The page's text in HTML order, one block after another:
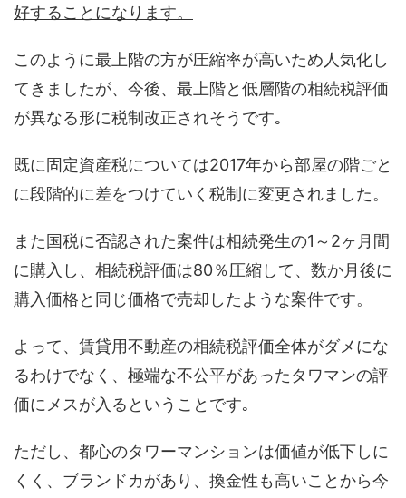
好することになります。
このように最上階の方が圧縮率が高いため人気化し
てきましたが、今後、最上階と低層階の相続税評価
が異なる形に税制改正されそうです｡
既に固定資産税については2017年から部屋の階ごと
に段階的に差をつけていく税制に変更されました。
また国税に否認された案件は相続発生の1～2ヶ月間
に購入し、相続税評価は80％圧縮して、数か月後に
購入価格と同じ価格で売却したような案件です。
よって、賃貸用不動産の相続税評価全体がダメにな
るわけでなく、極端な不公平があったタワマンの評
価にメスが入るということです｡
ただし、都心のタワーマンションは価値が低下しに
くく、ブランドカがあり、換金性も高いことから今